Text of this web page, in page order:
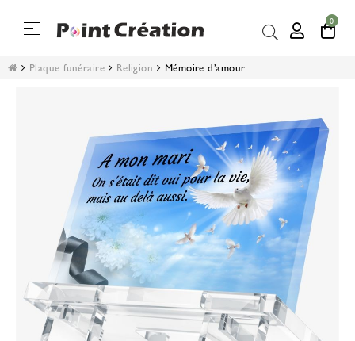
Basculer
navigation
☰ 0
Plaque funéraire Religion Mémoire d’amour